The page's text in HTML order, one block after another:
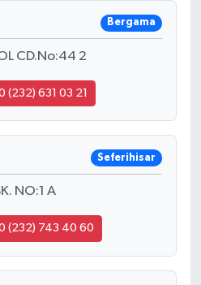
Bergama
CD.No:44 2
(232) 631 03 21
Seferihisar
NO:1 A
(232) 743 40 60